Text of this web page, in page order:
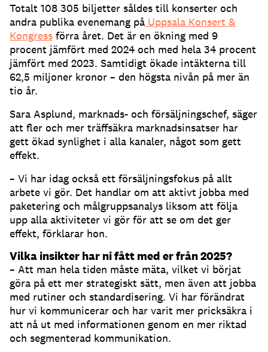
Totalt 108 305 biljetter såldes till konserter och
andra publika evenemang på Uppsala Konsert &
Kongress förra året. Det är en ökning med 9
procent jämfört med 2024 och med hela 34 procent
jämfört med 2023. Samtidigt ökade intäkterna till
62,5 miljoner kronor – den högsta nivån på mer än
tio år.
Sara Asplund, marknads- och försäljningschef, säger
att fler och mer träffsäkra marknadsinsatser har
gett ökad synlighet i alla kanaler, något som gett
effekt.
– Vi har idag också ett försäljningsfokus på allt
arbete vi gör. Det handlar om att aktivt jobba med
paketering och målgruppsanalys liksom att följa
upp alla aktiviteter vi gör för att se om det ger
effekt, förklarar hon.
Vilka insikter har ni fått med er från 2025?
– Att man hela tiden måste mäta, vilket vi börjat
göra på ett mer strategiskt sätt, men även att jobba
med rutiner och standardisering. Vi har förändrat
hur vi kommunicerar och har varit mer pricksäkra i
att nå ut med informationen genom en mer riktad
och segmenterad kommunikation.